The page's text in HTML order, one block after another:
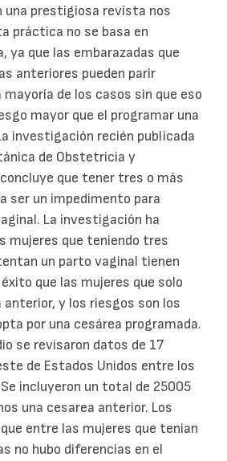
una prestigiosa revista nos
práctica no se basa en
ya que las embarazadas que
anteriores pueden parir
de los casos sin que eso
mayor que el programar una
investigación recién publicada
de Obstetricia y
concluye que tener tres o más
ser un impedimento para
La investigación ha
mujeres que teniendo tres
un parto vaginal tienen
que las mujeres que solo
anterior, y los riesgos son los
por una cesárea programada.
se revisaron datos de 17
de Estados Unidos entre los
incluyeron un total de 25005
una cesarea anterior. Los
entre las mujeres que tenian
no hubo diferencias en el